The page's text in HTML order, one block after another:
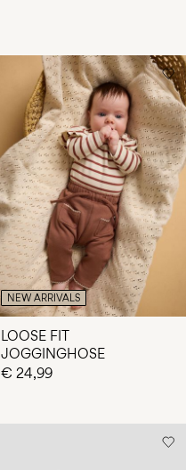
NEW ARRIVALS
LOOSE FIT
JOGGINGHOSE
€ 24,99